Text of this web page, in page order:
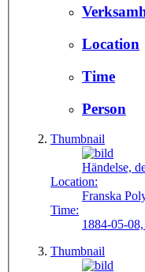
Location
Time
Person
Thumbnail
Händelse,
Location:
Franska
Time:
1884-05-
Thumbnail